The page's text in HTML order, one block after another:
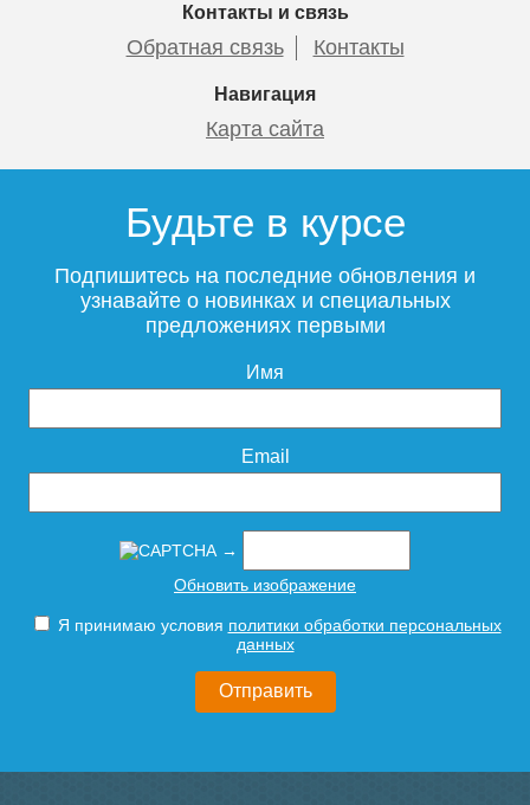
Контакты и связь
Обратная связь Контакты
Навигация
Карта сайта
Будьте в курсе
Подпишитесь на последние обновления и
узнавайте о новинках и специальных
предложениях первыми
Имя
Email
→
Обновить изображение
Я принимаю условия политики обработки персональных
данных